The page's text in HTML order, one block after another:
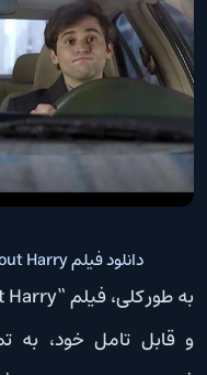
دانلود فیلم The Thing About Harry با زیرنویس فارسی
و قابل تامل خود، به